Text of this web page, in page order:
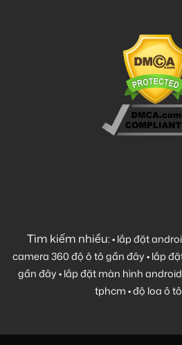
Tìm kiếm nhiều:•lắp đặt
camera 360 độ ô tô gần đây•lắp
gần đây•lắp đặt màn hình
tphcm•độ loa ô